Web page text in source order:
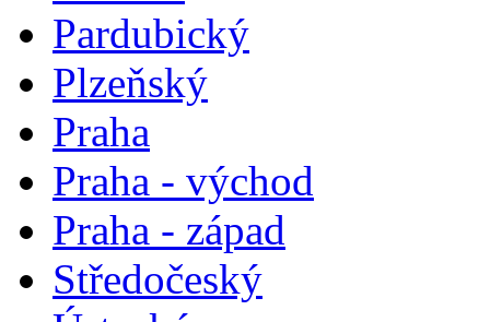
Pardubický
Plzeňský
Praha
Praha - východ
Praha - západ
Středočeský